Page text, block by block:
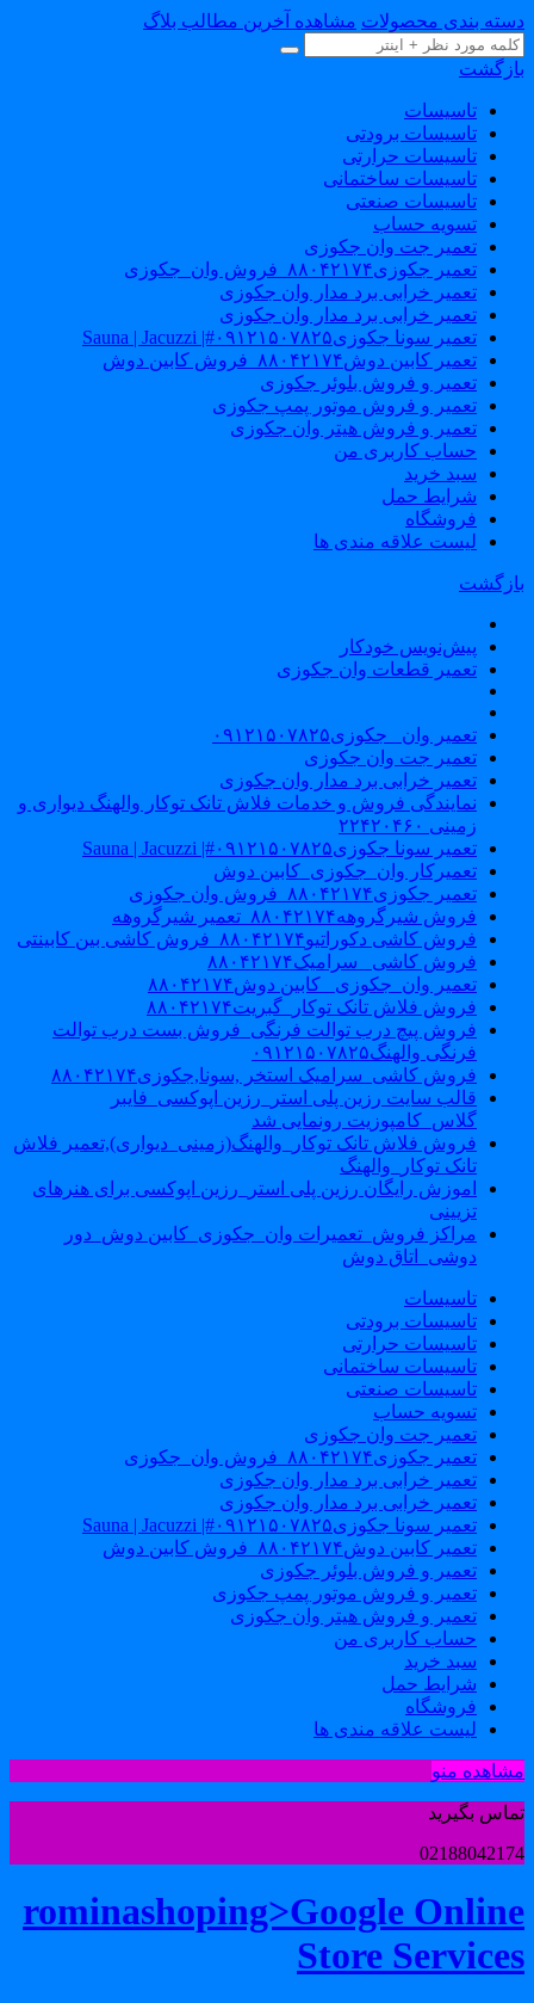
بندی محصولات مشاهده آخرین مطالب بلاگ
تاسیسات
تاسیسات برودتی
تاسیسات حرارتی
تاسیسات ساختمانی
تاسیسات صنعتی
تسویه حساب
تعمیر جت وان جکوزی
تعمیر جکوزی۸۸۰۴۲۱۷۴_فروش وان_جکوزی
تعمیر خرابی برد مدار وان جکوزی
تعمیر خرابی برد مدار وان جکوزی
تعمیر سونا جکوزی۰۹۱۲۱۵۰۷۸۲۵#| Sauna | Jacuzzi
تعمیر کابین دوش۸۸۰۴۲۱۷۴_فروش کابین دوش
تعمیر و فروش بلوئر جکوزی
تعمیر و فروش موتور پمپ جکوزی
تعمیر و فروش هیتر وان جکوزی
حساب کاربری من
سبد خرید
شرایط حمل
فروشگاه
لیست علاقه مندی ها
پیش‌نویس خودکار
تعمیر قطعات وان جکوزی
تعمیر وان _جکوزی۰۹۱۲۱۵۰۷۸۲۵
تعمیر جت وان جکوزی
تعمیر خرابی برد مدار وان جکوزی
نمایندگی فروش و خدمات فلاش تانک توکار والهنگ دیواری و
زمینی ۲۲۴۲۰۴۶۰
تعمیر سونا جکوزی۰۹۱۲۱۵۰۷۸۲۵#| Sauna | Jacuzzi
تعمیرکار وان_جکوزی_کابین دوش
تعمیر جکوزی۸۸۰۴۲۱۷۴_فروش وان جکوزی
فروش شیرگروهه۸۸۰۴۲۱۷۴_تعمیر شیرگروهه
فروش کاشی دکوراتیو۸۸۰۴۲۱۷۴_فروش کاشی بین کابینتی
فروش کاشی _سرامیک۸۸۰۴۲۱۷۴
تعمیر وان_جکوزی_ کابین دوش۸۸۰۴۲۱۷۴
فروش فلاش تانک توکار_گبریت۸۸۰۴۲۱۷۴
فروش پیچ درب توالت فرنگی_فروش بست درب توالت
فرنگی والهنگ۰۹۱۲۱۵۰۷۸۲۵
فروش کاشی_سرامیک استخر ,سونا,جکوزی۸۸۰۴۲۱۷۴
قالب سایت رزین پلی استر_رزین اپوکسی_فایبر
گلاس_کامپوزیت رونمایی شد
فروش فلاش تانک توکار_والهنگ(زمینی_دیواری),تعمیر فلاش
تانک توکار_والهنگ
اموزش رایگان رزین پلی استر_رزین اپوکسی برای هنرهای
تزیینی
مراکز فروش_تعمیرات وان_جکوزی_کابین دوش_دور
دوشی_اتاق دوش
تاسیسات
تاسیسات برودتی
تاسیسات حرارتی
تاسیسات ساختمانی
تاسیسات صنعتی
تسویه حساب
تعمیر جت وان جکوزی
تعمیر جکوزی۸۸۰۴۲۱۷۴_فروش وان_جکوزی
تعمیر خرابی برد مدار وان جکوزی
تعمیر خرابی برد مدار وان جکوزی
تعمیر سونا جکوزی۰۹۱۲۱۵۰۷۸۲۵#| Sauna | Jacuzzi
تعمیر کابین دوش۸۸۰۴۲۱۷۴_فروش کابین دوش
تعمیر و فروش بلوئر جکوزی
تعمیر و فروش موتور پمپ جکوزی
تعمیر و فروش هیتر وان جکوزی
حساب کاربری من
سبد خرید
شرایط حمل
فروشگاه
لیست علاقه مندی ها
منو
بگیرید
rominashoping>Google
Store